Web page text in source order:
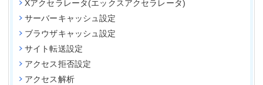
Xアクセラレータ(エックスアクセラレータ)
サーバーキャッシュ設定
ブラウザキャッシュ設定
サイト転送設定
アクセス拒否設定
アクセス解析